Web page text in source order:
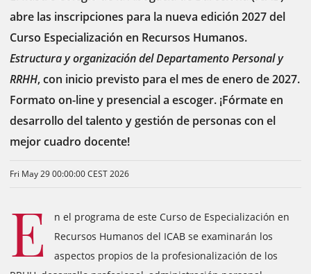
abre las inscripciones para la nueva edición 2027 del
Curso Especialización en Recursos Humanos.
Estructura y organización del Departamento Personal y
RRHH, con inicio previsto para el mes de enero de 2027.
Formato on-line y presencial a escoger. ¡Fórmate en
desarrollo del talento y gestión de personas con el
mejor cuadro docente!
Fri May 29 00:00:00 CEST 2026
E
n el programa de este Curso de Especialización en
Recursos Humanos del ICAB se examinarán los
aspectos propios de la profesionalización de los